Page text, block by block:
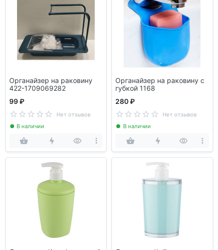
Органайзер на раковину
422-1709069282
99 ₽
Нет отзывов
В наличии
Органайзер на раковину с
губкой 1168
280 ₽
Нет отзывов
В наличии